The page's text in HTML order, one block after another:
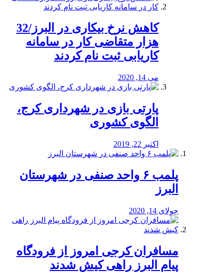
کاهش نرخ بیکاری در البرز/32
هزار متقاضی کار در سامانه
کاریابی ثبت نام کردند
می 14, 2020
پارتی بازی در شهرداری کرج،
الگوی کشوری
اکتبر 22, 2019
پلمب ۶ واحد صنفی در شهرستان
البرز
جولای 14, 2020
مسافران کرجی امروز از فرودگاه
پیام البرز راهی کیش شدند